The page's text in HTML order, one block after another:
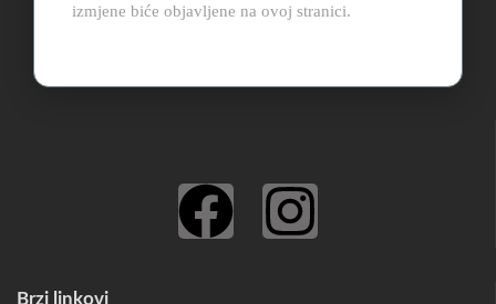
izmjene biće objavljene na ovoj stranici.
Brzi linkovi